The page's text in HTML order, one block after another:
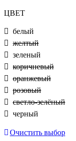
ЦВЕТ
белый
желтый
зеленый
коричневый
оранжевый
розовый
светло-зелёный
черный
Очистить выбор